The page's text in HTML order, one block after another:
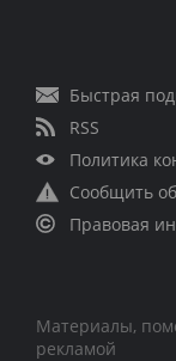
Быстрая
RSS
Политика
Сообщить
Правовая
Материалы,
рекламой